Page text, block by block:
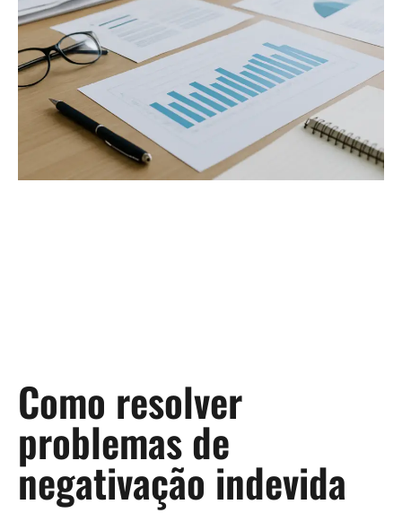
Como resolver
problemas de
negativação indevida